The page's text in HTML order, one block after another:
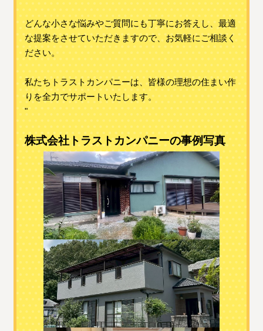
どんな小さな悩みやご質問にも丁寧にお答えし、最適
な提案をさせていただきますので、お気軽にご相談く
ださい。
私たちトラストカンパニーは、皆様の理想の住まい作
りを全力でサポートいたします。
"
株式会社トラストカンパニーの事例写真